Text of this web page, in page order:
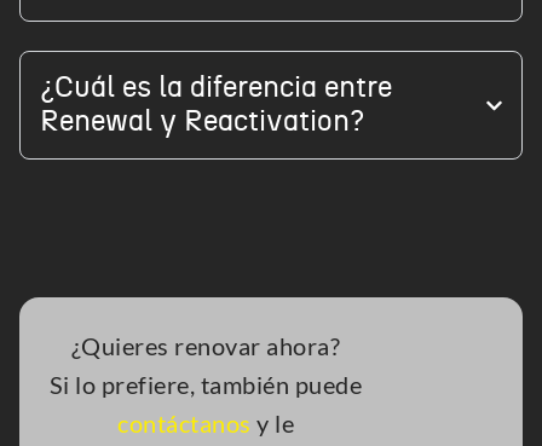
¿Cuál es la diferencia entre
Renewal y Reactivation?
¿Quieres renovar ahora?
Si lo prefiere, también puede
contáctanos y le